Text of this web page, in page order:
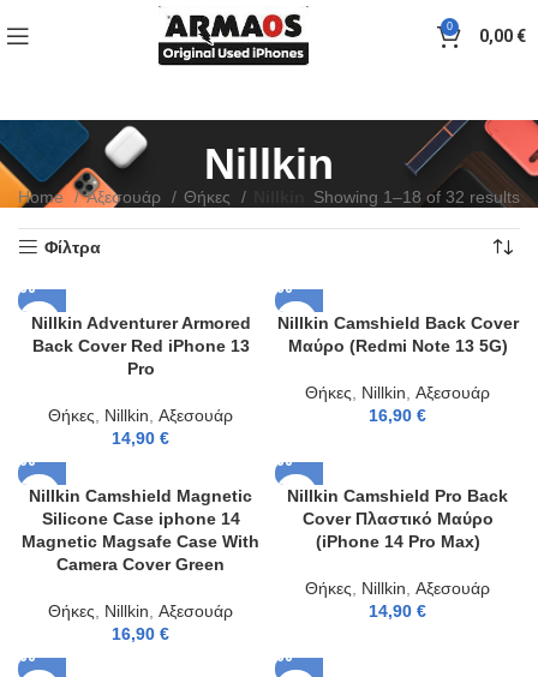
0 0,00€
Nillkin
Home Αξεσουάρ Θήκες Showing 1–18 of 32 results
Φίλτρα
Nillkin Adventurer Armored
Back Cover Red iPhone 13
Pro
Θήκες Nillkin Αξεσουάρ
14,90 €
Nillkin Camshield Back Cover
Μαύρο (Redmi Note 13 5G)
Θήκες Nillkin Αξεσουάρ
16,90 €
Nillkin Camshield Magnetic
Silicone Case iphone 14
Magnetic Magsafe Case With
Camera Cover Green
Θήκες Nillkin Αξεσουάρ
16,90 €
Nillkin Camshield Pro Back
Cover Πλαστικό Μαύρο
(iPhone 14 Pro Max)
Θήκες Nillkin Αξεσουάρ
14,90 €